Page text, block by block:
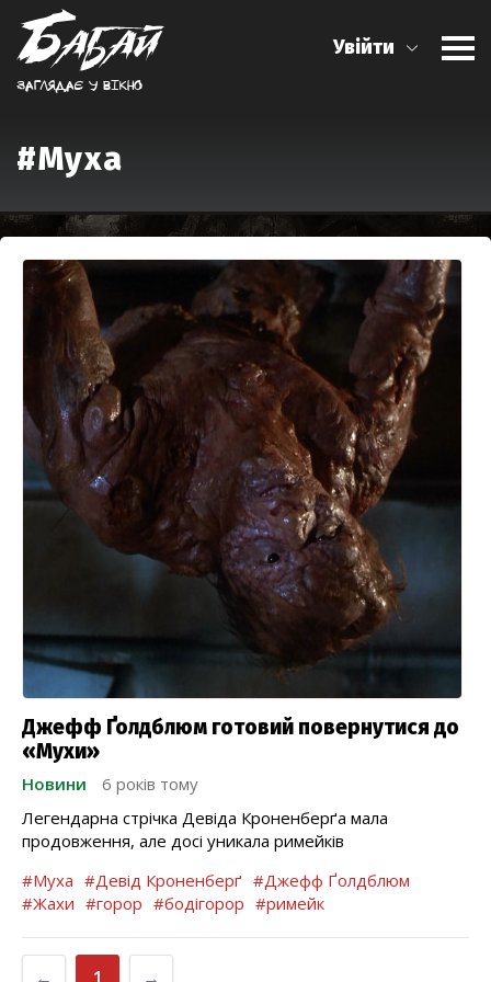
Заглядає у вiкно
Увійти
#Муха
Джефф Ґолдблюм готовий повернутися до
«Мухи»
Новини
6 років тому
Легендарна стрічка Девіда Кроненберґа мала
продовження, але досі уникала римейків
#Муха #Девід Кроненберґ #Джефф Ґолдблюм
#Жахи #горор #бодігорор #римейк